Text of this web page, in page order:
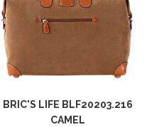
BRIC'S LIFE BLF20203.216
CAMEL